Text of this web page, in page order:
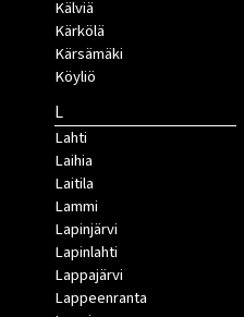
Kälviä
Kärkölä
Kärsämäki
Köyliö
L
Lahti
Laihia
Laitila
Lammi
Lapinjärvi
Lapinlahti
Lappajärvi
Lappeenranta